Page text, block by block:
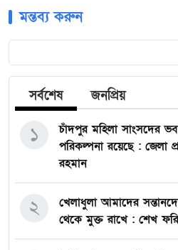
মন্তব্য করুন
সর্বশেষ জনপ্রিয়
চাঁদপুর মহিলা সাংসদের
পরিকল্পনা রয়েছে : জেলা
রহমান
১
খেলাধুলা আমাদের
থেকে মুক্ত রাখে : শেখ
২